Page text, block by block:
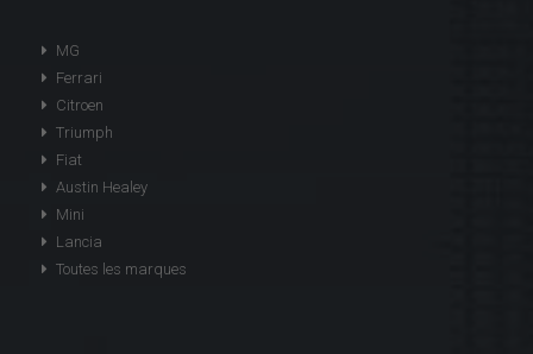
MG
Ferrari
Citroen
Triumph
Fiat
Austin Healey
Mini
Lancia
Toutes les marques